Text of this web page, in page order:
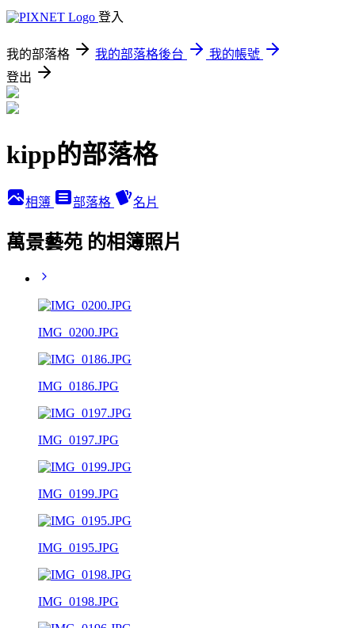
登入
我的部落格 我的部落格後台
我的帳號
登出
kipp的部落格
相簿 部落格 名片
萬景藝苑 的相簿照片
IMG_0200.JPG
IMG_0186.JPG
IMG_0197.JPG
IMG_0199.JPG
IMG_0195.JPG
IMG_0198.JPG